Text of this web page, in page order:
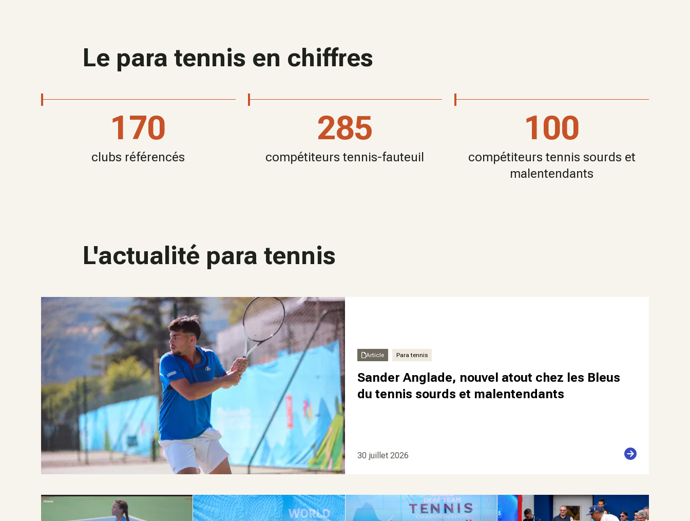
Le para tennis en chiffres
170
clubs référencés
285
compétiteurs tennis-fauteuil
100
compétiteurs tennis sourds et
malentendants
L'actualité para tennis
Article Para tennis
Sander Anglade, nouvel atout chez les Bleus
du tennis sourds et malentendants
30 juillet 2026